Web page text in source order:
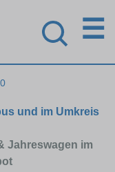
☰
und im Umkreis
Jahreswagen im